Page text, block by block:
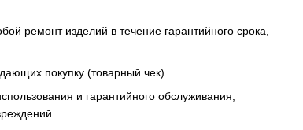
ремонт изделий в течение гарантийного срока,
покупку (товарный чек).
и гарантийного обслуживания,